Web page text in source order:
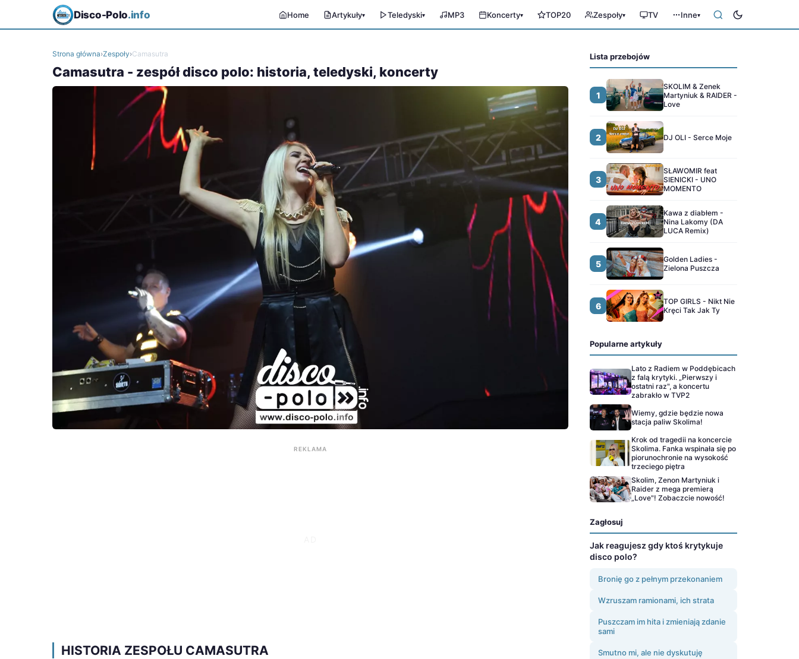
Disco-Polo.info Home Artykuły▾ Teledyski▾ MP3 Koncerty▾ TOP20 Zespoły▾ TV Inne▾
Strona główna›Zespoły›Camasutra
Camasutra - zespół disco polo: historia, teledyski, koncerty
REKLAMA
HISTORIA ZESPOŁU CAMASUTRA
Lista przebojów
1
SKOLIM & Zenek
Martyniuk & RAIDER -
Love
2 DJ OLI - Serce Moje
3
SŁAWOMIR feat
SIENICKI - UNO
MOMENTO
4
Kawa z diabłem -
Nina Lakomy (DA
LUCA Remix)
5
Golden Ladies -
Zielona Puszcza
6
TOP GIRLS - Nikt Nie
Kręci Tak Jak Ty
Popularne artykuły
Lato z Radiem w Poddębicach
z falą krytyki. „Pierwszy i
ostatni raz", a koncertu
zabrakło w TVP2
Wiemy, gdzie będzie nowa
stacja paliw Skolima!
Krok od tragedii na koncercie
Skolima. Fanka wspinała się po
piorunochronie na wysokość
trzeciego piętra
Skolim, Zenon Martyniuk i
Raider z mega premierą
„Love"! Zobaczcie nowość!
Zagłosuj
Jak reagujesz gdy ktoś krytykuje
disco polo?
Bronię go z pełnym przekonaniem
Wzruszam ramionami, ich strata
Puszczam im hita i zmieniają zdanie
sami
Smutno mi, ale nie dyskutuję